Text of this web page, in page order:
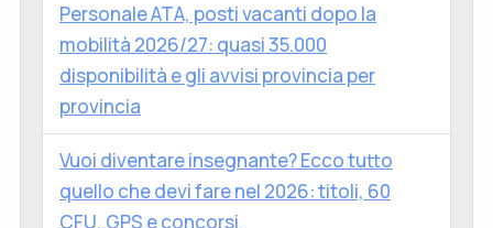
Personale ATA, posti vacanti dopo la
mobilità 2026/27: quasi 35.000
disponibilità e gli avvisi provincia per
provincia
Vuoi diventare insegnante? Ecco tutto
quello che devi fare nel 2026: titoli, 60
CFU, GPS e concorsi